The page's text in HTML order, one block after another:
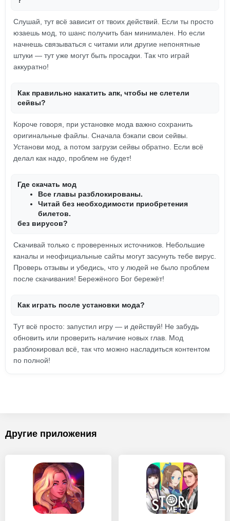
Слушай, тут всё зависит от твоих действий. Если ты просто
юзаешь мод, то шанс получить бан минимален. Но если
начнешь связываться с читами или другие непонятные
штуки — тут уже могут быть просадки. Так что играй
аккуратно!
Как правильно накатить апк, чтобы не слетели
сейвы?
Короче говоря, при установке мода важно сохранить
оригинальные файлы. Сначала бэкапи свои сейвы.
Установи мод, а потом загрузи сейвы обратно. Если всё
делал как надо, проблем не будет!
Где скачать мод
Все главы разблокированы.
Читай без необходимости приобретения
билетов.
без вирусов?
Скачивай только с проверенных источников. Небольшие
каналы и неофициальные сайты могут засунуть тебе вирус.
Проверь отзывы и убедись, что у людей не было проблем
после скачивания! Бережёного Бог бережёт!
Как играть после установки мода?
Тут всё просто: запустил игру — и действуй! Не забудь
обновить или проверить наличие новых глав. Мод
разблокировал всё, так что можно насладиться контентом
по полной!
Другие приложения